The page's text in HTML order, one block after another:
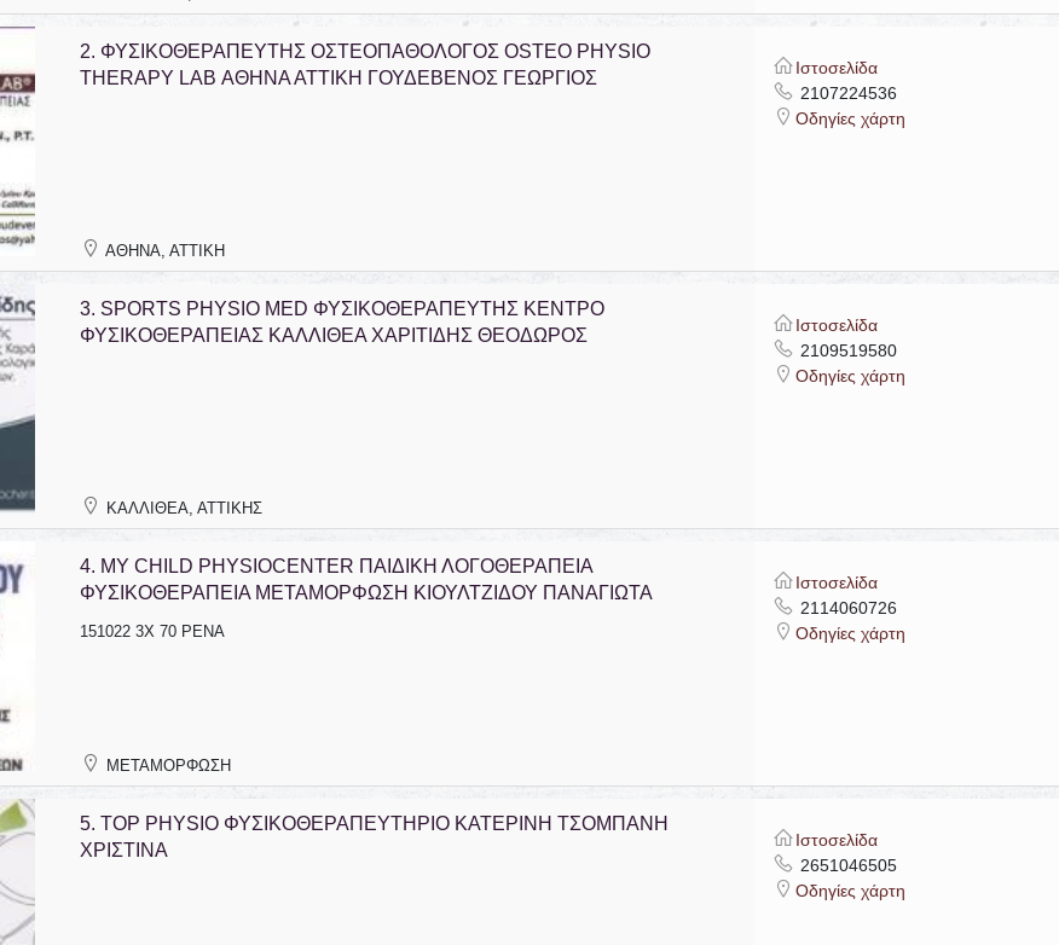
ΦΑΡΜΑΚΕΙΟ ΚΑΒΑΛΑ
ΓΟΥΡΓΙΩΤΗΣ ΔΗΜΗΤΡΙΟΣ
ΦΑΡΜΑΚΕΙΟ ΛΑΚΑΤΑΝΕΙΑ
2. ΦΥΣΙΚΟΘΕΡΑΠΕΥΤΗΣ ΟΣΤΕΟΠΑΘΟΛΟΓΟΣ OSTEO PHYSIO
THERAPY LAB ΑΘΗΝΑ ΑΤΤΙΚΗ ΓΟΥΔΕΒΕΝΟΣ ΓΕΩΡΓΙΟΣ
ΑΘΗΝΑ, ΑΤΤΙΚΗ
Ιστοσελίδα
2107224536
Οδηγίες χάρτη
3. SPORTS PHYSIO MED ΦΥΣΙΚΟΘΕΡΑΠΕΥΤΗΣ ΚΕΝΤΡΟ
ΦΥΣΙΚΟΘΕΡΑΠΕΙΑΣ ΚΑΛΛΙΘΕΑ ΧΑΡΙΤΙΔΗΣ ΘΕΟΔΩΡΟΣ
ΚΑΛΛΙΘΕΑ, ΑΤΤΙΚΗΣ
Ιστοσελίδα
2109519580
Οδηγίες χάρτη
4. MY CHILD PHYSIOCENTER ΠΑΙΔΙΚΗ ΛΟΓΟΘΕΡΑΠΕΙΑ
ΦΥΣΙΚΟΘΕΡΑΠΕΙΑ ΜΕΤΑΜΟΡΦΩΣΗ ΚΙΟΥΛΤΖΙΔΟΥ ΠΑΝΑΓΙΩΤΑ
151022 3Χ 70 ΡΕΝΑ
ΜΕΤΑΜΟΡΦΩΣΗ
Ιστοσελίδα
2114060726
Οδηγίες χάρτη
5. TOP PHYSIO ΦΥΣΙΚΟΘΕΡΑΠΕΥΤΗΡΙΟ ΚΑΤΕΡΙΝΗ ΤΣΟΜΠΑΝΗ
ΧΡΙΣΤΙΝΑ
Ιστοσελίδα
2651046505
Οδηγίες χάρτη